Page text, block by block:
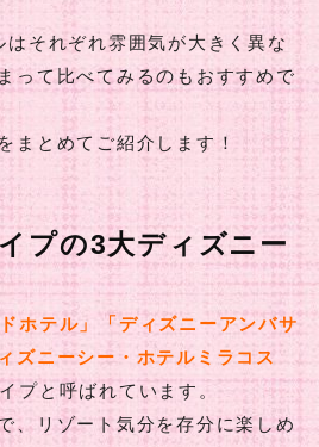
それぞれ雰囲気が大きく異な
って比べてみるのもおすすめで
まとめてご紹介します！
プの3大ディズニー
ホテル」「ディズニーアンバサ
ズニーシー・ホテルミラコス
プと呼ばれています。
、リゾート気分を存分に楽しめ